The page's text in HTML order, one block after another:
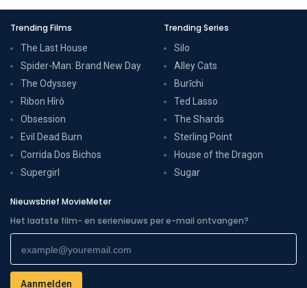
Trending Films
The Last House
Spider-Man: Brand New Day
The Odyssey
Ribon Hîrô
Obsession
Evil Dead Burn
Corrida Dos Bichos
Supergirl
Trending Series
Silo
Alley Cats
Burīchi
Ted Lasso
The Shards
Sterling Point
House of the Dragon
Sugar
Nieuwsbrief MovieMeter
Het laatste film- en serienieuws per e-mail ontvangen?